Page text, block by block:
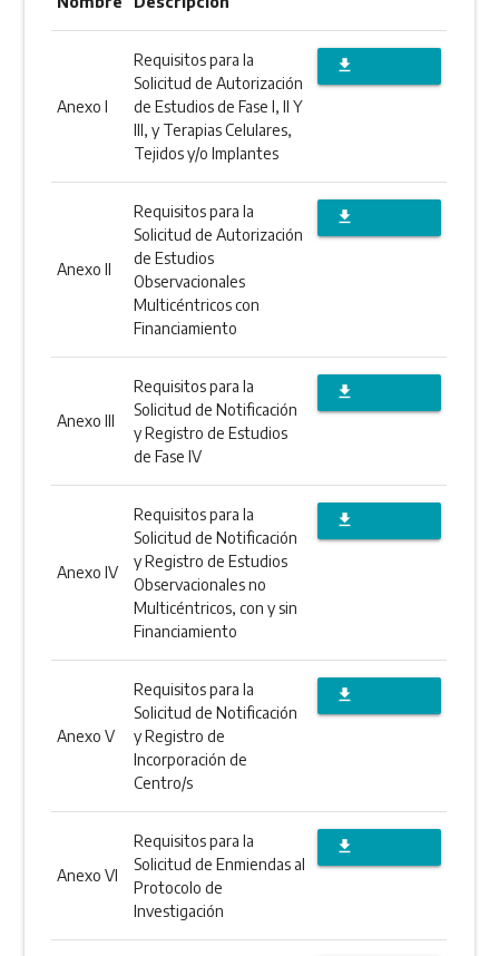
Anexo I
Requisitos para la
Solicitud de Autorización
de Estudios de Fase I, II Y
III, y Terapias Celulares,
Tejidos y/o Implantes
file_download
Anexo II
Requisitos para la
Solicitud de Autorización
de Estudios
Observacionales
Multicéntricos con
Financiamiento
file_download
Anexo III
Requisitos para la
Solicitud de Notificación
y Registro de Estudios
de Fase IV
file_download
Anexo IV
Requisitos para la
Solicitud de Notificación
y Registro de Estudios
Observacionales no
Multicéntricos, con y sin
Financiamiento
file_download
Anexo V
Requisitos para la
Solicitud de Notificación
y Registro de
Incorporación de
Centro/s
file_download
Anexo VI
Requisitos para la
Solicitud de Enmiendas al
Protocolo de
Investigación
file_download